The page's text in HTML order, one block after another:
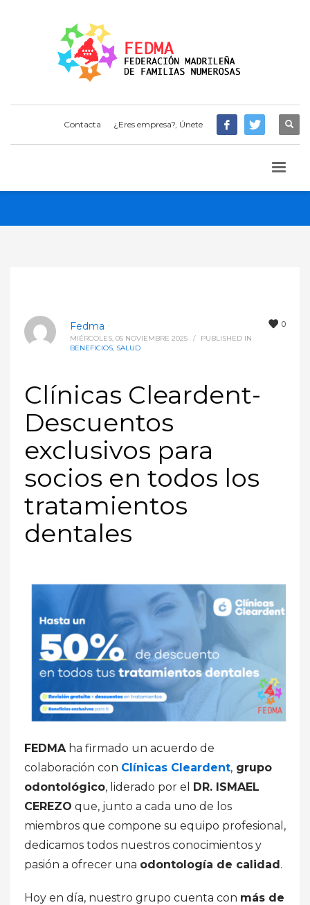
Contacta ¿Eres empresa?, Únete
0
Fedma
MIÉRCOLES, 05 NOVIEMBRE 2025 /
PUBLISHED IN
BENEFICIOS SALUD
Clínicas Cleardent-
Descuentos
exclusivos para
socios en todos los
tratamientos
dentales
FEDMA ha firmado un acuerdo de
colaboración con Clínicas Cleardent, grupo
odontológico, liderado por el DR. ISMAEL
CEREZO que, junto a cada uno de los
miembros que compone su equipo profesional,
dedicamos todos nuestros conocimientos y
pasión a ofrecer una odontología de calidad.
Hoy en día, nuestro grupo cuenta con más de